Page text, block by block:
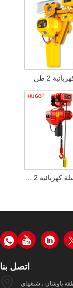
2 طن
رافعة سلسلة كهربائية 2 طن
اتصل بنا